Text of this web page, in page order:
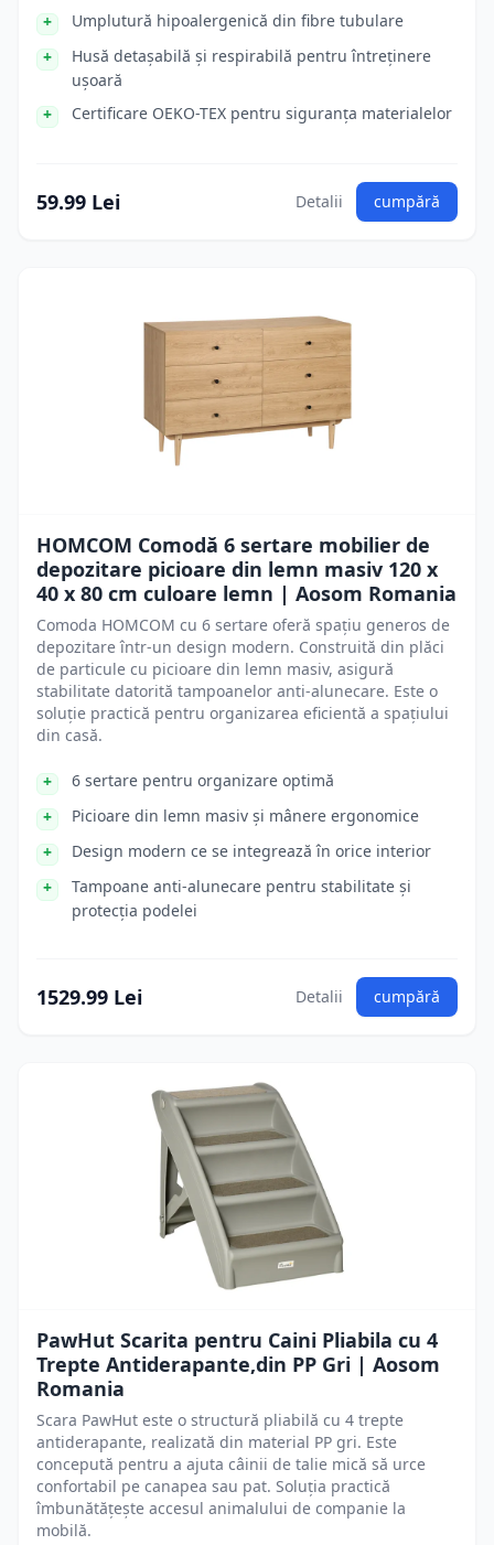
Umplutură hipoalergenică din fibre tubulare
Husă detașabilă și respirabilă pentru întreținere
ușoară
Certificare OEKO-TEX pentru siguranța materialelor
59.99 Lei Detalii cumpără
HOMCOM Comodă 6 sertare mobilier de
depozitare picioare din lemn masiv 120 x
40 x 80 cm culoare lemn | Aosom Romania
Comoda HOMCOM cu 6 sertare oferă spațiu generos de
depozitare într-un design modern. Construită din plăci
de particule cu picioare din lemn masiv, asigură
stabilitate datorită tampoanelor anti-alunecare. Este o
soluție practică pentru organizarea eficientă a spațiului
din casă.
6 sertare pentru organizare optimă
Picioare din lemn masiv și mânere ergonomice
Design modern ce se integrează în orice interior
Tampoane anti-alunecare pentru stabilitate și
protecția podelei
1529.99 Lei Detalii cumpără
PawHut Scarita pentru Caini Pliabila cu 4
Trepte Antiderapante,din PP Gri | Aosom
Romania
Scara PawHut este o structură pliabilă cu 4 trepte
antiderapante, realizată din material PP gri. Este
concepută pentru a ajuta câinii de talie mică să urce
confortabil pe canapea sau pat. Soluția practică
îmbunătățește accesul animalului de companie la
mobilă.